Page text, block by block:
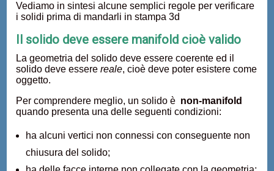
Vediamo in sintesi alcune semplici regole per verificare
i solidi prima di mandarli in stampa 3d
Il solido deve essere manifold cioè valido
La geometria del solido deve essere coerente ed il
solido deve esserereale, cioè deve poter esistere come
oggetto.
Per comprendere meglio, un solido è non-manifold
quando presenta una delle seguenti condizioni:
ha alcuni vertici non connessi con conseguente non
chiusura del solido;